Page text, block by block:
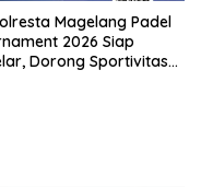
Magelang Padel
2026 Siap
Dorong Sportivitas